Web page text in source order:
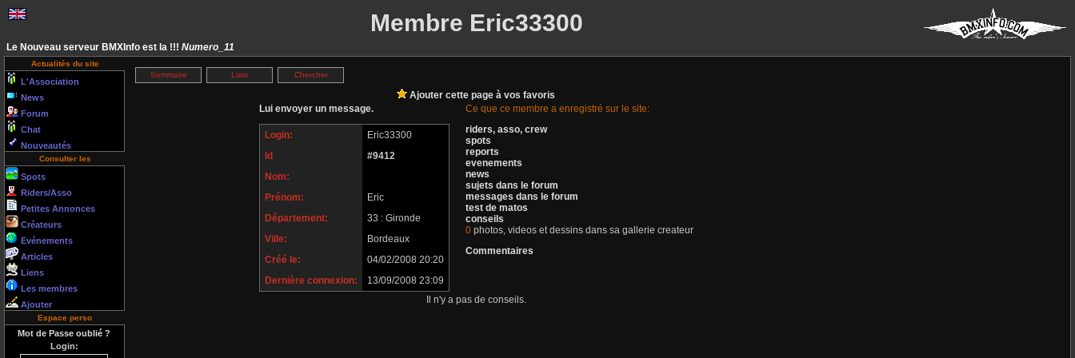
Membre Eric33300
Le Nouveau serveur BMXInfo est la !!! Numero_11
Actualités du site
L'Association
News
Forum
Chat
Nouveautés
Consulter les
Spots
Riders/Asso
Petites Annonces
Créateurs
Evénements
Articles
Liens
Les membres
Ajouter
Espace perso
Mot de Passe oublié ?
Login:
Sommaire Liste Chercher
Ajouter cette page à vos favoris
Lui envoyer un message.
Login:
Eric33300
Id
#9412
Nom:
Prénom:
Eric
Département:
33 : Gironde
Ville:
Bordeaux
Créé le:
04/02/2008 20:20
Dernière connexion:
13/09/2008 23:09
Ce que ce membre a enregistré sur le site:
riders, asso, crew
spots
reports
evenements
news
sujets dans le forum
messages dans le forum
test de matos
conseils
0photos, videos et dessins dans sa gallerie createur
Commentaires
Il n'y a pas de conseils.